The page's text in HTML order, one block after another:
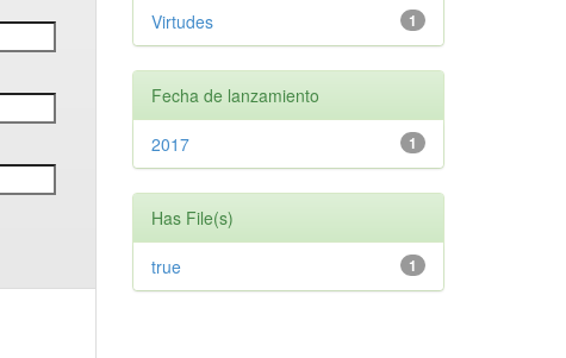
1
Virtudes
Fecha de lanzamiento
1
2017
Has File(s)
1
true